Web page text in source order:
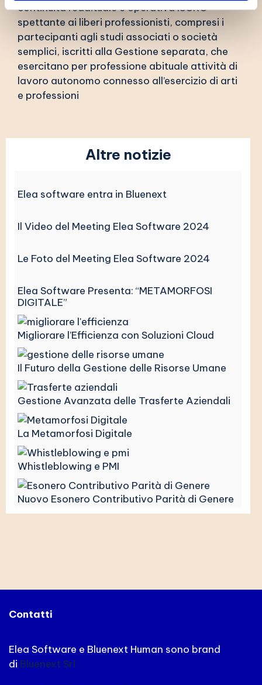
continuità reddituale e operativa ISCRO
spettante ai liberi professionisti, compresi i
partecipanti agli studi associati o società
semplici, iscritti alla Gestione separata, che
esercitano per professione abituale attività di
lavoro autonomo connesso all’esercizio di arti
e professioni
Altre notizie
Elea software entra in Bluenext
Il Video del Meeting Elea Software 2024
Le Foto del Meeting Elea Software 2024
Elea Software Presenta: “METAMORFOSI
DIGITALE”
Migliorare l’Efficienza con Soluzioni Cloud
Il Futuro della Gestione delle Risorse Umane
Gestione Avanzata delle Trasferte Aziendali
La Metamorfosi Digitale
Whistleblowing e PMI
Nuovo Esonero Contributivo Parità di Genere
Contatti
Elea Software e Bluenext Human sono brand
di Bluenext Srl